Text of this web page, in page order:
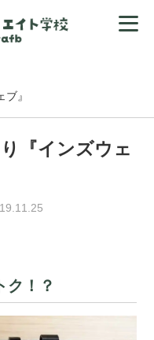
』
『インズウェ
ク！？